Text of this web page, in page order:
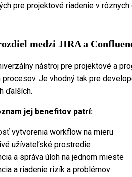
pre projektové riadenie v rôznych
medzi JIRA a
nástroj pre projektové a
procesov. Je vhodný tak pre
ďalších.
jej benefitov patrí:
vytvorenia workflow na mieru
užívateľské prostredie
a správa úloh na jednom mieste
a riadenie rizík a problémov